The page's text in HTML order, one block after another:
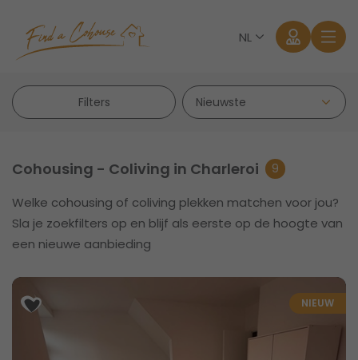
NL
Aanmelden
Wachtwoord vergeten?
Filters
Cohousing - Coliving in Charleroi 9
Welke cohousing of coliving plekken matchen voor jou?
Sla je zoekfilters op en blijf als eerste op de hoogte van
een nieuwe aanbieding
NIEUW